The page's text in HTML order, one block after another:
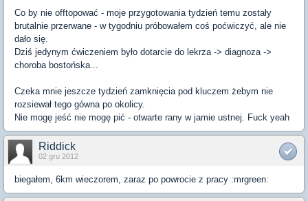
Co by nie offtopować - moje przygotowania tydzień temu zostały
brutalnie przerwane - w tygodniu próbowałem coś poćwiczyć, ale nie
dało się.
Dziś jedynym ćwiczeniem było dotarcie do lekrza -> diagnoza ->
choroba bostońska...
Czeka mnie jeszcze tydzień zamknięcia pod kluczem żebym nie
rozsiewał tego gówna po okolicy.
Nie mogę jeść nie mogę pić - otwarte rany w jamie ustnej. Fuck yeah
Riddick
02 gru 2012
biegałem, 6km wieczorem, zaraz po powrocie z pracy :mrgreen: